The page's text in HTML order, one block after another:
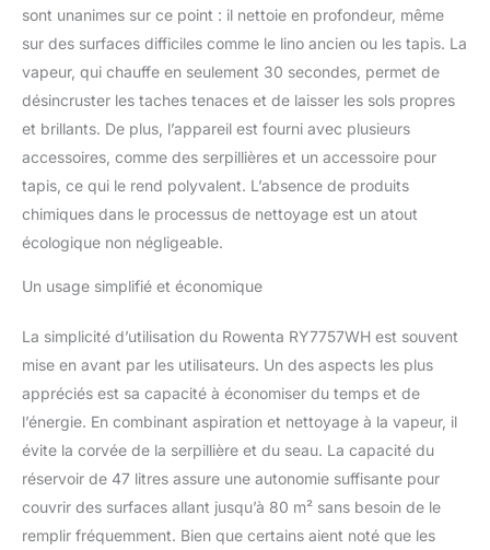
juste prix grâce à notre
réseau de 6200
monde, pour contribuer
à la protection de
l’environnement et à la
réduction des déchets
CONVIENT A TOUS LES
SOLS : parquet,
carrelage, vinyle et
pour un rafraîchissement
DURABLE : la technologie
cyclonique avancée
assure une séparation
optimale de l'air et de la
poussière pour des
résultats et une
performance longue
FACILE : le système de
cartouche anticalcaire
sont unanimes sur ce point : il nettoie en profondeur, même
sur des surfaces difficiles comme le lino ancien ou les tapis. La
vapeur, qui chauffe en seulement 30 secondes, permet de
désincruster les taches tenaces et de laisser les sols propres
et brillants. De plus, l’appareil est fourni avec plusieurs
accessoires, comme des serpillières et un accessoire pour
tapis, ce qui le rend polyvalent. L’absence de produits
chimiques dans le processus de nettoyage est un atout
écologique non négligeable.
Un usage simplifié et économique
La simplicité d’utilisation du Rowenta RY7757WH est souvent
mise en avant par les utilisateurs. Un des aspects les plus
appréciés est sa capacité à économiser du temps et de
l’énergie. En combinant aspiration et nettoyage à la vapeur, il
évite la corvée de la serpillière et du seau. La capacité du
réservoir de 47 litres assure une autonomie suffisante pour
couvrir des surfaces allant jusqu’à 80 m² sans besoin de le
remplir fréquemment. Bien que certains aient noté que les